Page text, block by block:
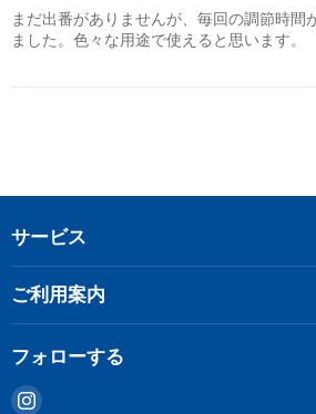
まだ出番がありませんが、毎回の調節時間
ました。色々な用途で使えると思います。
サービス
ご利用案内
フォローする
Instagram